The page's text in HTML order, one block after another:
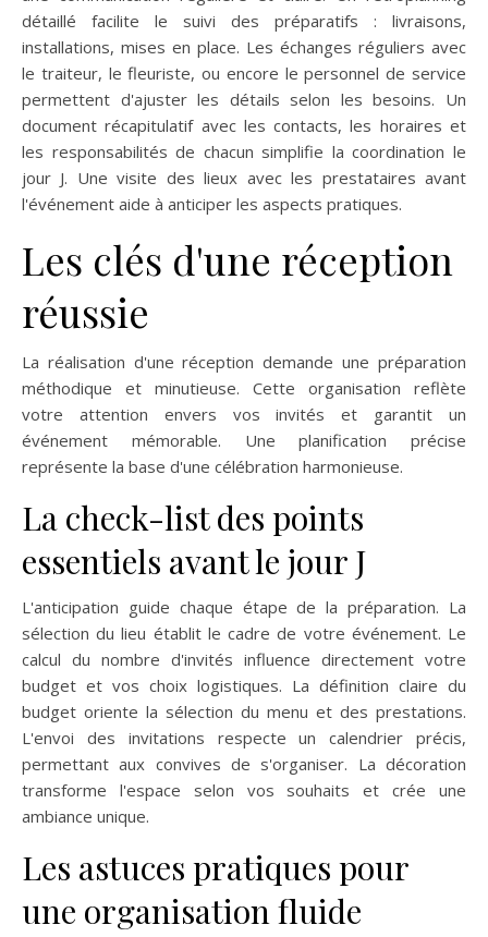
détaillé facilite le suivi des préparatifs : livraisons,
installations, mises en place. Les échanges réguliers avec
le traiteur, le fleuriste, ou encore le personnel de service
permettent d'ajuster les détails selon les besoins. Un
document récapitulatif avec les contacts, les horaires et
les responsabilités de chacun simplifie la coordination le
jour J. Une visite des lieux avec les prestataires avant
l'événement aide à anticiper les aspects pratiques.
Les clés d'une réception
réussie
La réalisation d'une réception demande une préparation
méthodique et minutieuse. Cette organisation reflète
votre attention envers vos invités et garantit un
événement mémorable. Une planification précise
représente la base d'une célébration harmonieuse.
La check-list des points
essentiels avant le jour J
L'anticipation guide chaque étape de la préparation. La
sélection du lieu établit le cadre de votre événement. Le
calcul du nombre d'invités influence directement votre
budget et vos choix logistiques. La définition claire du
budget oriente la sélection du menu et des prestations.
L'envoi des invitations respecte un calendrier précis,
permettant aux convives de s'organiser. La décoration
transforme l'espace selon vos souhaits et crée une
ambiance unique.
Les astuces pratiques pour
une organisation fluide